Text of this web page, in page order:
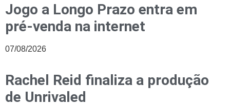
Jogo a Longo Prazo entra em
pré-venda na internet
07/08/2026
Rachel Reid finaliza a produção
de Unrivaled